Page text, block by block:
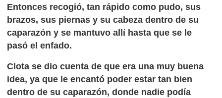
Entonces recogió, tan rápido como pudo, sus
brazos, sus piernas y su cabeza dentro de su
caparazón y se mantuvo allí hasta que se le
pasó el enfado.
Clota se dio cuenta de que era una muy buena
idea, ya que le encantó poder estar tan bien
dentro de su caparazón, donde nadie podía